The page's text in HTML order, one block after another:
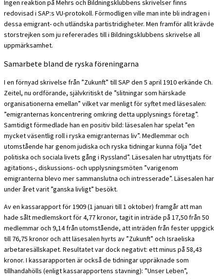
Ingen reaktion på Mehrs och Bildningsklubbens skrivelser finns
redovisad i SAP:s VU-protokoll. Förmodligen ville man inte bli indragen i
dessa emigrant- och utländska partistridigheter. Men framför allt krävde
storstrejken som ju refererades till i Bildningsklubbens skrivelse all
uppmärksamhet.
Samarbete bland de ryska föreningarna
I en förnyad skrivelse från ”Zukunft” till SAP den 5 april 1910 erkände Ch.
Zeitel, nu ordförande, självkritiskt de ”slitningar som härskade
organisationerna emellan” vilket var menligt för syftet med läsesalen:
”emigranternas koncentrering omkring detta upplysnings företag”.
Samtidigt förmedlade han en positiv bild: läsesalen har spelat ”en
mycket väsentlig roll i ryska emigranternas liv”. Medlemmar och
utomstående har genom judiska och ryska tidningar kunna följa ”det
politiska och sociala livets gång i Ryssland”. Läsesalen har utnyttjats för
agitations-, diskussions- och upplysningsmöten ”varigenom
emigranterna blevo mer sammanslutna och intresserade”. Läsesalen har
under året varit ”ganska livligt” besökt.
Av en kassarapport för 1909 (1 januari till 1 oktober) framgår att man
hade sålt medlemskort för 4,77 kronor, tagit in inträde på 17,50 från 50
medlemmar och 9,14 från utomstående, att inträden från fester uppgick
till 76,75 kronor och att läsesalen hyrts av ”Zukunft” och Israeliska
arbetaresällskapet. Resultatet var dock negativt: ett minus på 58,43
kronor. I kassarapporten är också de tidningar uppräknade som
tillhandahölls (enligt kassarapportens stavning): ”Unser Leben”,